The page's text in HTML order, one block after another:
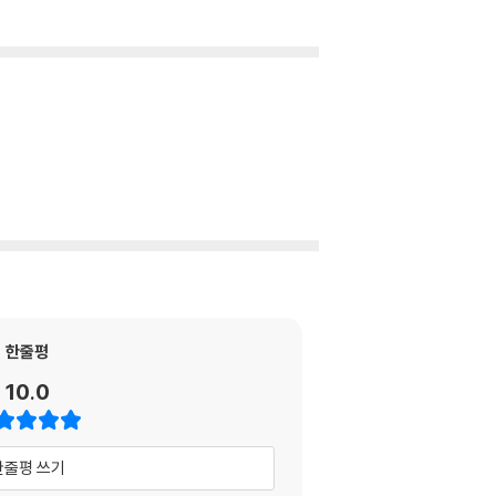
한줄평
10.0
줄평 쓰기